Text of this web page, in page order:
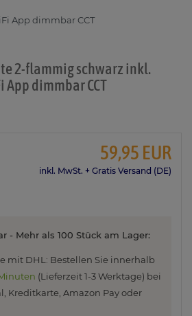
App dimmbar CCT
2-flammig schwarz inkl.
App dimmbar CCT
59,95 EUR
inkl. MwSt. + Gratis Versand (DE)
- Mehr als 100 Stück am Lager:
mit DHL: Bestellen Sie innerhalb
(Lieferzeit 1-3 Werktage) bei
Kreditkarte, Amazon Pay oder